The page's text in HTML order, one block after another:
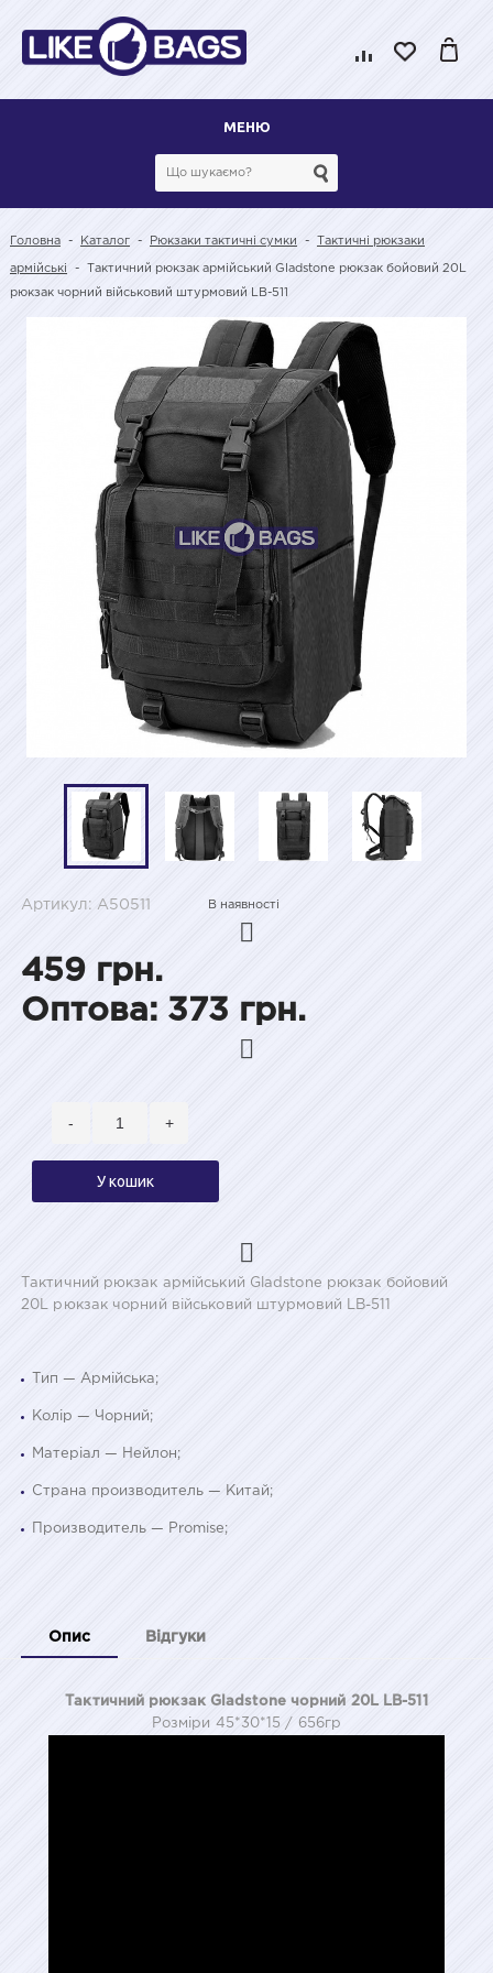
МЕНЮ
Головна - Каталог - Рюкзаки тактичні сумки - Тактичні рюкзаки
армійські - Тактичний рюкзак армійський Gladstone рюкзак бойовий 20L
рюкзак чорний військовий штурмовий LB-511
Артикул: A50511 В наявності
459 грн.
Оптова: 373 грн.
- +
У кошик
Тактичний рюкзак армійський Gladstone рюкзак бойовий
20L рюкзак чорний військовий штурмовий LB-511
Тип — Армійська;
Колір — Чорний;
Матеріал — Нейлон;
Страна производитель — Китай;
Производитель — Promise;
Опис Відгуки
Тактичний рюкзак Gladstone чорний 20L LB-511
Розміри 45*30*15 / 656гр